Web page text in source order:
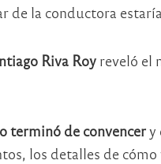
la conductora
Riva Royreveló el
terminó de convencery
los detalles de cómo